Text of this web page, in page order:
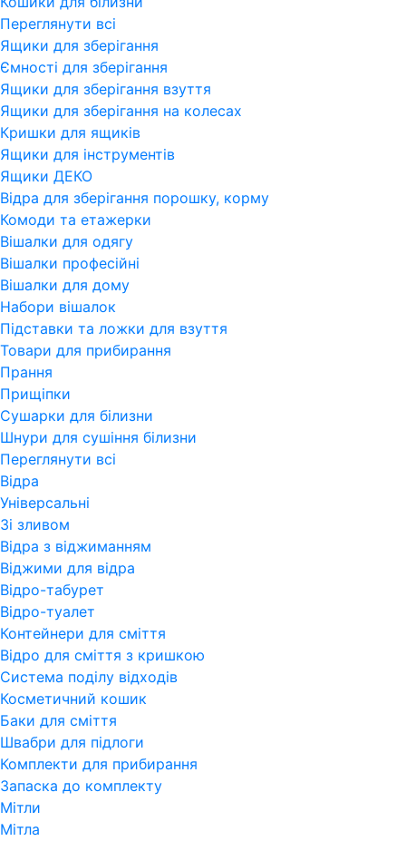
Переглянути всi
Ящики для зберігання
Ємності для зберігання
Ящики для зберігання взуття
Ящики для зберігання на колесах
Кришки для ящиків
Ящики для інструментів
Ящики ДЕКО
Відра для зберігання порошку, корму
Комоди та етажерки
Вішалки для одягу
Вішалки професійні
Вішалки для дому
Набори вішалок
Підставки та ложки для взуття
Товари для прибирання
Прання
Прищіпки
Сушарки для білизни
Шнури для сушіння білизни
Переглянути всi
Відра
Універсальні
Зі зливом
Відра з віджиманням
Віджими для відра
Відро-табурет
Відро-туалет
Контейнери для сміття
Відро для сміття з кришкою
Система поділу відходів
Косметичний кошик
Баки для сміття
Швабри для підлоги
Комплекти для прибирання
Запаска до комплекту
Мітли
Мітла